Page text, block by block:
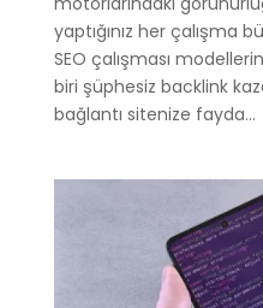
yaptığınız her çalışma
SEO çalışması
biri şüphesiz backlink
bağlantı sitenize fayda...